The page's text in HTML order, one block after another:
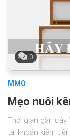
0
MMO
Mẹo nuôi
Thời gian gần
tài khoản kiếm